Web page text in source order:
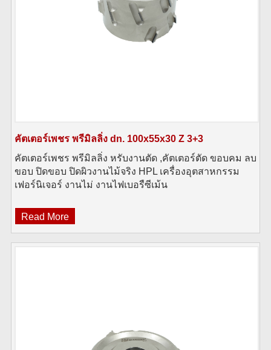
คัตเตอร์เพชร พรีมิลลิ่ง dn. 100x55x30 Z 3+3
คัตเตอร์เพชร พรีมิลลิ่ง หรับงานตัด ,คัตเตอร์ตัด ขอบคม ลบ
ขอบ ปิดขอบ ปิดผิวงานไม้จริง HPL เครื่องอุตสาหกรรม
เฟอร์นิเจอร์ งานไม่ งานไฟเบอรืซีเม้น
Read More